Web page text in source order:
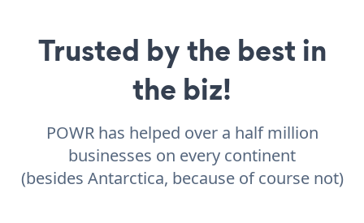
Trusted by the best in
the biz!
POWR has helped over a half million
businesses on every continent
(besides Antarctica, because of course not)